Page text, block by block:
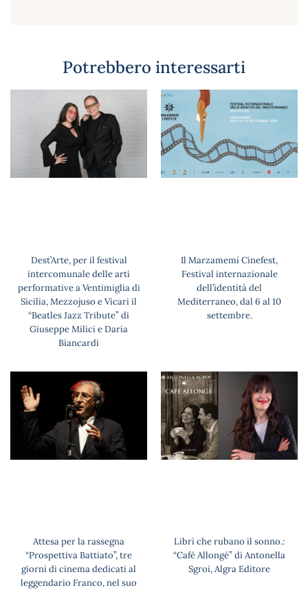
Potrebbero interessarti
Dest’Arte, per il festival
intercomunale delle arti
performative a Ventimiglia di
Sicilia, Mezzojuso e Vicari il
“Beatles Jazz Tribute” di
Giuseppe Milici e Daria
Biancardi
Il Marzamemi Cinefest,
Festival internazionale
dell’identità del
Mediterraneo, dal 6 al 10
settembre.
Attesa per la rassegna
“Prospettiva Battiato”, tre
giorni di cinema dedicati al
leggendario Franco, nel suo
Libri che rubano il sonno.:
“Café Allongé” di Antonella
Sgroi, Algra Editore